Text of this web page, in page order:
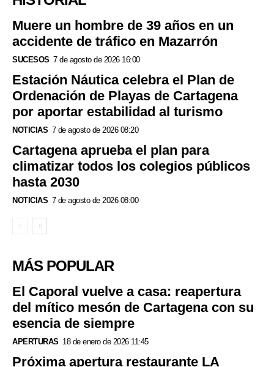
Muere un hombre de 39 años en un
accidente de tráfico en Mazarrón
SUCESOS 7 de agosto de 2026 16:00
Estación Náutica celebra el Plan de
Ordenación de Playas de Cartagena
por aportar estabilidad al turismo
NOTICIAS 7 de agosto de 2026 08:20
Cartagena aprueba el plan para
climatizar todos los colegios públicos
hasta 2030
NOTICIAS 7 de agosto de 2026 08:00
MÁS POPULAR
El Caporal vuelve a casa: reapertura
del mítico mesón de Cartagena con su
esencia de siempre
APERTURAS 18 de enero de 2026 11:45
Próxima apertura restaurante LA